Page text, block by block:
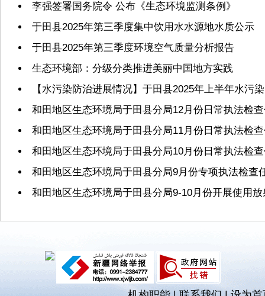
李强签署国务院令 公布《生态环境监测条例》
于田县2025年第三季度集中饮用水水源地水质公示
于田县2025年第三季度环境空气质量分析报告
生态环境部：分级分类推进美丽中国地方实践
【水污染防治进展情况】于田县2025年上半年水污
和田地区生态环境局于田县分局12月份日常执法检
和田地区生态环境局于田县分局11月份日常执法检
和田地区生态环境局于田县分局10月份日常执法检
和田地区生态环境局于田县分局9月份专项执法检查
和田地区生态环境局于田县分局9-10月份开展使用